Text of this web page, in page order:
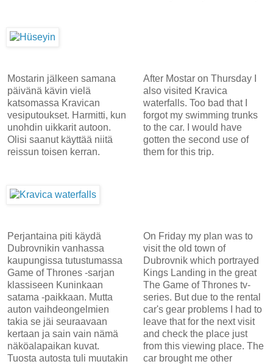
Mostarin jälkeen samana
päivänä kävin vielä
katsomassa Kravican
vesiputoukset. Harmitti, kun
unohdin uikkarit autoon.
Olisi saanut käyttää niitä
reissun toisen kerran.
After Mostar on Thursday I
also visited Kravica
waterfalls. Too bad that I
forgot my swimming trunks
to the car. I would have
gotten the second use of
them for this trip.
Perjantaina piti käydä
Dubrovnikin vanhassa
kaupungissa tutustumassa
Game of Thrones -sarjan
klassiseen Kuninkaan
satama -paikkaan. Mutta
auton vaihdeongelmien
takia se jäi seuraavaan
kertaan ja sain vain nämä
näköalapaikan kuvat.
Tuosta autosta tuli muutakin
On Friday my plan was to
visit the old town of
Dubrovnik which portrayed
Kings Landing in the great
The Game of Thrones tv-
series. But due to the rental
car's gear problems I had to
leave that for the next visit
and check the place just
from this viewing place. The
car brought me other